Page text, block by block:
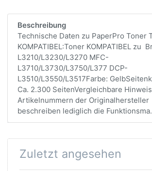
Beschreibung
Technische Daten zu PaperPro Toner
KOMPATIBEL:Toner KOMPATIBEL zu
L3210/L3230/L3270 MFC-
L3710/L3730/L3750/L377 DCP-
L3510/L3550/L3517Farbe:
Ca. 2.300 SeitenVergleichbare
Artikelnummern der Originalhersteller
beschreiben lediglich die
Zuletzt angesehen